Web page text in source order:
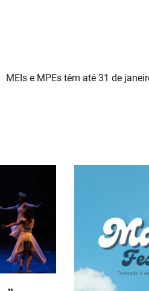
MEIs e MPEs têm até 31 de